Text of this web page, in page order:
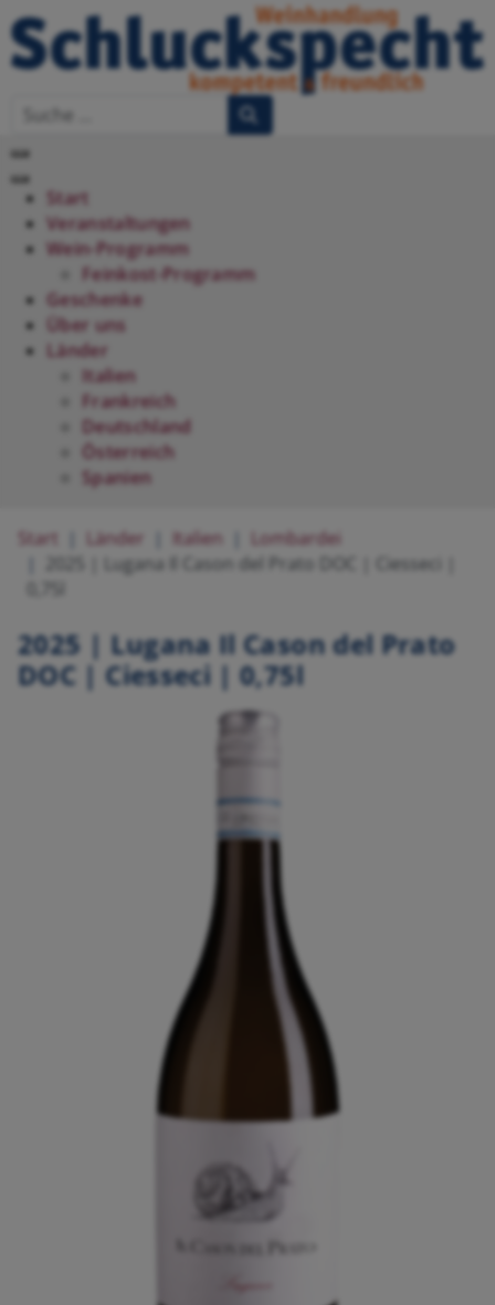
Start
Veranstaltungen
Wein-Programm
Feinkost-Programm
Geschenke
Über uns
Länder
Italien
Frankreich
Deutschland
Österreich
Spanien
Start Länder Italien
Lombardei
2025 | Lugana Il Cason del Prato DOC | Ciesseci |
2025 | Lugana Il Cason del Prato
DOC | Ciesseci | 0,75l